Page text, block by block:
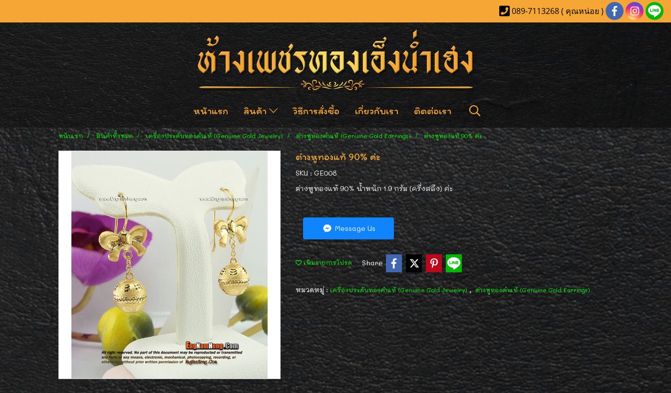
089-7113268 ( คุณหน่อย )
หน้าแรก สินค้า วิธีการสั่งซื้อ เกี่ยวกับเรา ติดต่อเรา
หน้าแรก สินค้าทั้งหมด เครื่องประดับทองคำแท้ (Genuine Gold Jewelry) ต่างหูทองคำแท้ (Genuine Gold Earrings) ต่างหูทองแท้ 90% ค่ะ
ต่างหูทองแท้ 90% ค่ะ
SKU : GE008
ต่างหูทองแท้ 90% น้ำหนัก 1.9 กรัม (ครึ่งสลึง) ค่ะ
Message Us
เพิ่มรายการโปรด Share
หมวดหมู่ : เครื่องประดับทองคำแท้ (Genuine Gold Jewelry) , ต่างหูทองคำแท้ (Genuine Gold Earrings)